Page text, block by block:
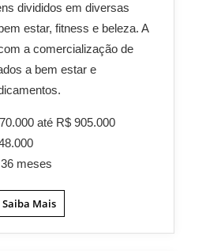
divididos em diversas
estar, fitness e beleza. A
a comercialização de
a bem estar e
até R$ 905.000
36 meses
Saiba Mais